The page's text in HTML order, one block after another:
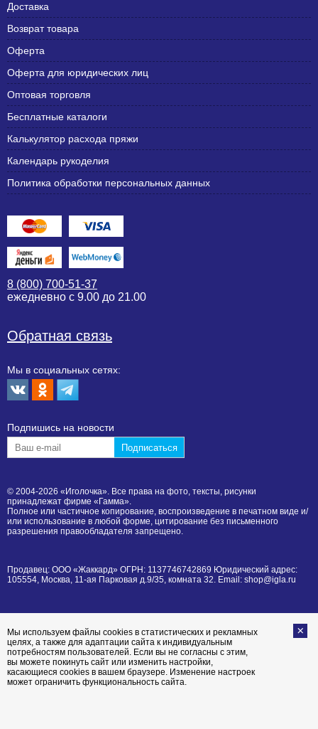
Доставка
Возврат товара
Оферта
Оферта для юридических лиц
Оптовая торговля
Бесплатные каталоги
Калькулятор расхода пряжи
Календарь рукоделия
Политика обработки персональных данных
8 (800) 700-51-37
ежедневно с 9.00 до 21.00
Обратная связь
Мы в социальных сетях:
Подпишиcь на новости
© 2004-2026 «Иголочка». Все права на фото, тексты, рисунки
принадлежат фирме «Гамма».
Полное или частичное копирование, воспроизведение в печатном виде и/
или использование в любой форме, цитирование без письменного
разрешения правообладателя запрещено.
Продавец: ООО «Жаккард» ОГРН: 1137746742869 Юридический адрес:
105554, Москва, 11-ая Парковая д.9/35, комната 32. Email: shop@igla.ru
Мы используем файлы cookies в статистических и рекламных
целях, а также для адаптации сайта к индивидуальным
потребностям пользователей. Если вы не согласны с этим,
вы можете покинуть сайт или изменить настройки,
касающиеся cookies в вашем браузере. Изменение настроек
может ограничить функциональность сайта.